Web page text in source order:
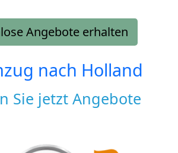
Angebote erhalten
nach Holland
Sie jetzt Angebote